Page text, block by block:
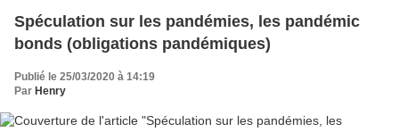
Spéculation sur les pandémies, les pandémic
bonds (obligations pandémiques)
Publié le 25/03/2020 à 14:19
Par Henry